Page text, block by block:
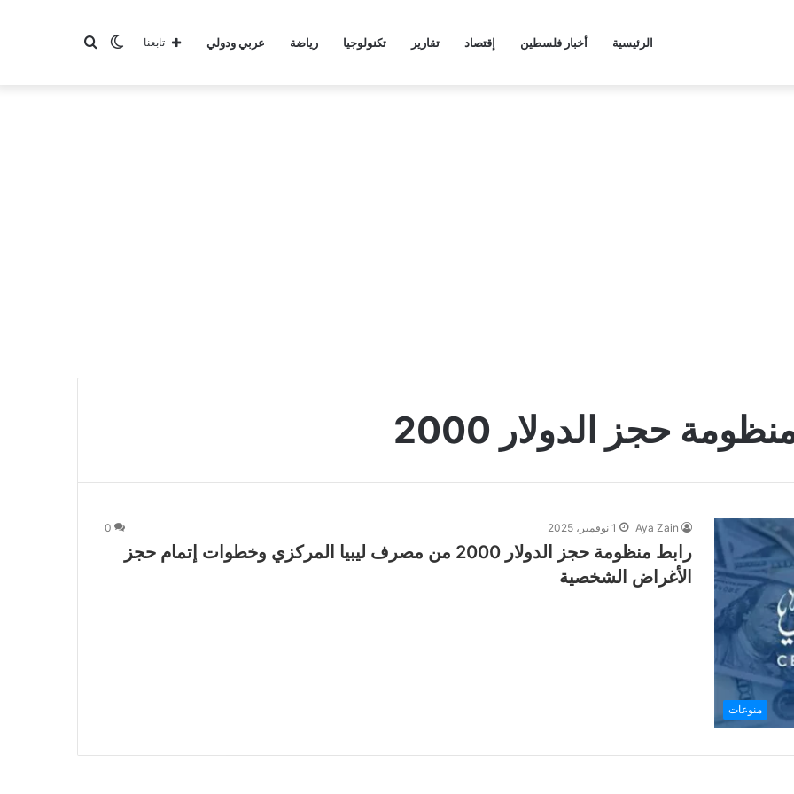
الرئيسية أخبار فلسطين إقتصاد تقارير تكنولوجيا رياضة عربي ودولي بحثالوضع تابعنا
حجز الدولار 2000
منوعات
Aya Zain 1 نوفمبر، 2025 0
رابط منظومة حجز الدولار 2000 من مصرف ليبيا المركزي وخطوات إتمام حجز
الأغراض الشخصية